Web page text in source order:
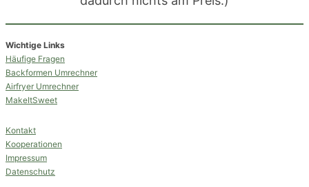
Wichtige Links
Häufige Fragen
Backformen Umrechner
Airfryer Umrechner
MakeItSweet
Kontakt
Kooperationen
Impressum
Datenschutz